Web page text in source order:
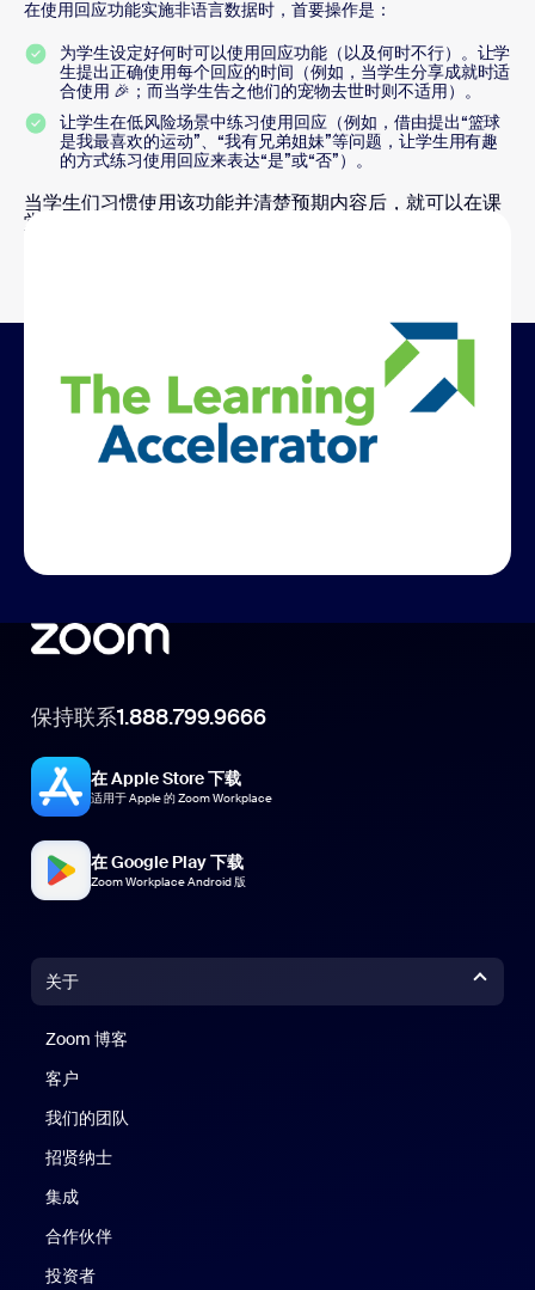
在使用回应功能实施非语言数据时，首要操作是：
为学生设定好何时可以使用回应功能（以及何时不行）。让学
生提出正确使用每个回应的时间（例如，当学生分享成就时适
合使用 🎉；而当学生告之他们的宠物去世时则不适用）。
让学生在低风险场景中练习使用回应（例如，借由提出“篮球
是我最喜欢的运动”、“我有兄弟姐妹”等问题，让学生用有趣
的方式练习使用回应来表达“是”或“否”）。
当学生们习惯使用该功能并清楚预期内容后，就可以在课
堂上使用这些表情来回应老师和同学们的各种不同活动。
与 The Learning Accelerator 共同开
保持联系1.888.799.9666
在 Apple Store 下载
适用于 Apple 的 Zoom Workplace
在 Google Play 下载
Zoom Workplace Android 版
关于
Zoom 博客
客户
我们的团队
招贤纳士
集成
合作伙伴
投资者